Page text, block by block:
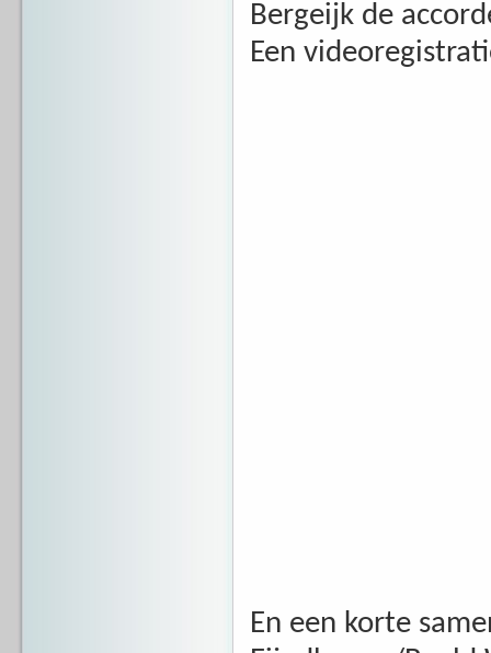
Bergeijk de
Een
En een korte